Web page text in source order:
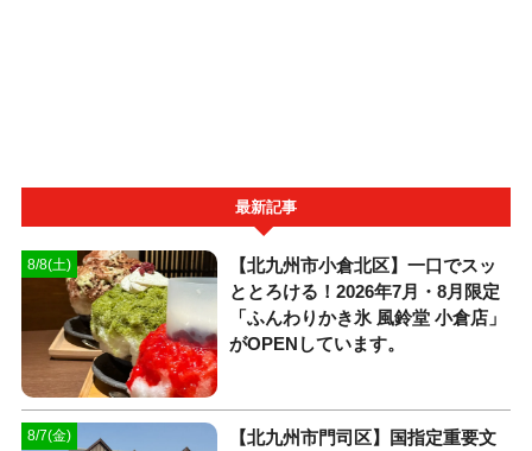
最新記事
8/8(土)
【北九州市小倉北区】一口でスッ
ととろける！2026年7月・8月限定
「ふんわりかき氷 風鈴堂 小倉店」
がOPENしています。
8/7(金)
【北九州市門司区】国指定重要文